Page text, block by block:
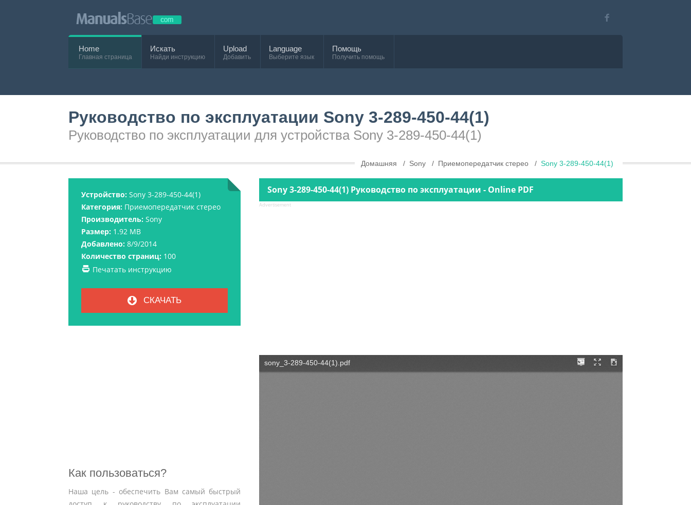
Home
Главная страница
Искать
Найди инструкцию
Upload
Добавить
Language
Выберите язык
Помощь
Получить помощь
Руководство по эксплуатации Sony 3-289-450-44(1)
Руководство по эксплуатации для устройства Sony 3-289-450-44(1)
Домашняя Sony Приемопередатчик стерео Sony 3-289-450-44(1)
Устройство: Sony 3-289-450-44(1)
Категория: Приемопередатчик стерео
Производитель: Sony
Размер: 1.92 MB
Добавлено: 8/9/2014
Количество страниц: 100
Печатать инструкцию
СКАЧАТЬ
Как пользоваться?
Наша цель - обеспечить Вам самый быстрый
Sony 3-289-450-44(1) Руководство по эксплуатации - Online PDF
Advertisement